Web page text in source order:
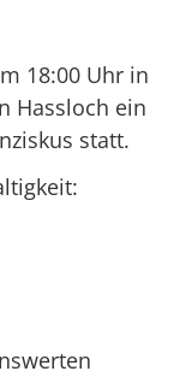
18:00 Uhr in
Hassloch ein
statt.